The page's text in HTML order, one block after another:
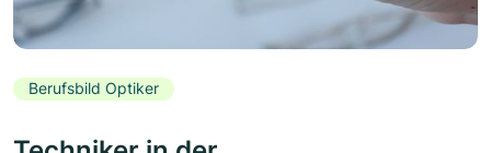
Berufsbild Optiker